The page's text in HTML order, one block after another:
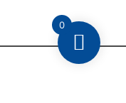
0